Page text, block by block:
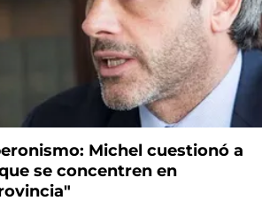
Michel cuestionó a
se concentren en